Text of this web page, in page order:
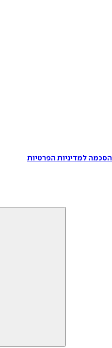
הסכמה למדיניות הפרטיות